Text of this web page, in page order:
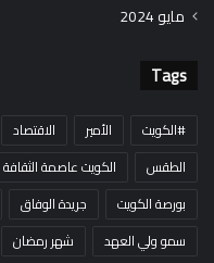
مايو 2024
Tags
#الكويت الأمير الاقتصاد
الطقس
الكويت عاصمة الثقافة
بورصة الكويت
جريدة الوفاق
سمو ولي العهد
شهر رمضان